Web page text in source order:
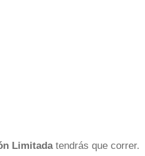
Limitadatendrás que correr.